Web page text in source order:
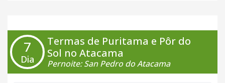
7
Dia
Termas de Puritama e Pôr do
Sol no Atacama
Pernoite: San Pedro do Atacama